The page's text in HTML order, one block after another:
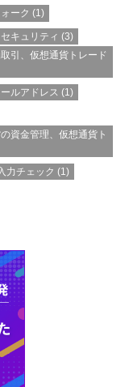
ーク (1)
セキュリティ (3)
引、仮想通貨トレード
ールアドレス (1)
資金管理、仮想通貨ト
力チェック (1)